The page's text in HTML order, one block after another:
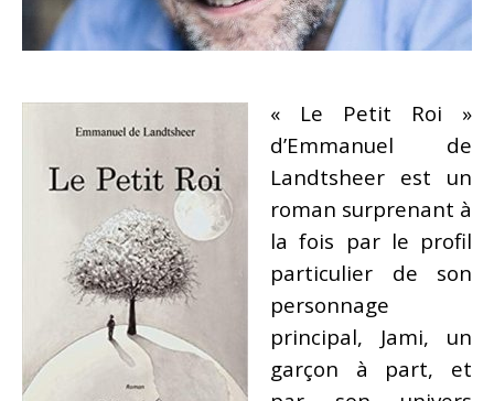
« Le Petit Roi »
d’Emmanuel de
Landtsheer est un
roman surprenant à
la fois par le profil
particulier de son
personnage
principal, Jami, un
garçon à part, et